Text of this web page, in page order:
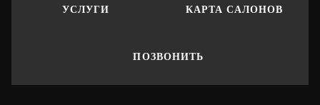
УСЛУГИ КАРТА САЛОНОВ
ПОЗВОНИТЬ